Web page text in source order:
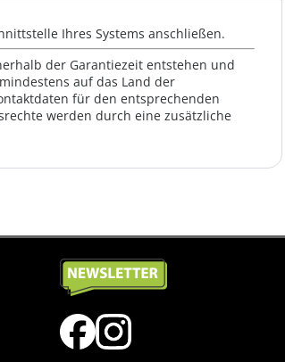
Ihres Systems anschließen.
der Garantiezeit entstehen und
auf das Land der
für den entsprechenden
werden durch eine zusätzliche